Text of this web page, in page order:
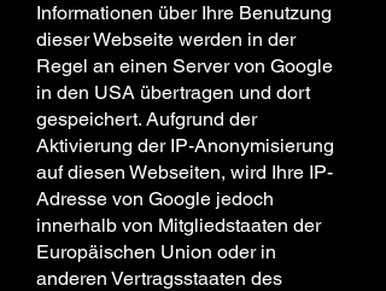
Informationen über Ihre Benutzung
dieser Webseite werden in der
Regel an einen Server von Google
in den USA übertragen und dort
gespeichert. Aufgrund der
Aktivierung der IP-Anonymisierung
auf diesen Webseiten, wird Ihre IP-
Adresse von Google jedoch
innerhalb von Mitgliedstaaten der
Europäischen Union oder in
anderen Vertragsstaaten des